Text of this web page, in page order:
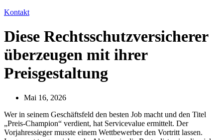
Kontakt
Diese Rechtsschutzversicherer
überzeugen mit ihrer
Preisgestaltung
Mai 16, 2026
Wer in seinem Geschäftsfeld den besten Job macht und den Titel
„Preis-Champion“ verdient, hat Servicevalue ermittelt. Der
Vorjahressieger musste einem Wettbewerber den Vortritt lassen.